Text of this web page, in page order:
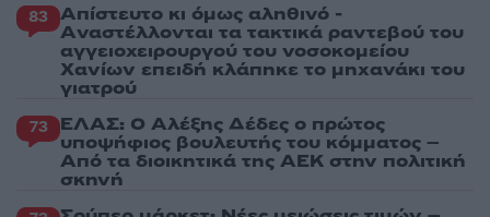
83 Απίστευτο κι όμως αληθινό -
Aναστέλλονται τα τακτικά ραντεβού του
αγγειοχειρουργού του νοσοκομείου
Χανίων επειδή κλάπηκε το μηχανάκι του
γιατρού
73 ΕΛΑΣ: Ο Αλέξης Δέδες ο πρώτος
υποψήφιος βουλευτής του κόμματος –
Από τα διοικητικά της ΑΕΚ στην πολιτική
σκηνή